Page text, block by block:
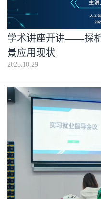
学术讲座开讲——探
景应用现状
2025.10.29